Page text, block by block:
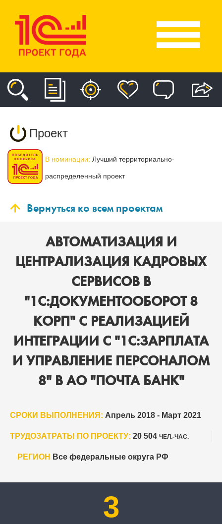
Проект
В номинации: Лучший территориально-
распределенный проект
Вернуться ко всем проектам
АВТОМАТИЗАЦИЯ И
ЦЕНТРАЛИЗАЦИЯ КАДРОВЫХ
СЕРВИСОВ В
"1С:ДОКУМЕНТООБОРОТ 8
КОРП" С РЕАЛИЗАЦИЕЙ
ИНТЕГРАЦИИ С "1С:ЗАРПЛАТА
И УПРАВЛЕНИЕ ПЕРСОНАЛОМ
8" В АО "ПОЧТА БАНК"
СРОКИ ВЫПОЛНЕНИЯ: Апрель 2018 - Март 2021
ТРУДОЗАТРАТЫ ПО ПРОЕКТУ: 20 504 ЧЕЛ.-ЧАС.
РЕГИОН Все федеральные округа РФ
3